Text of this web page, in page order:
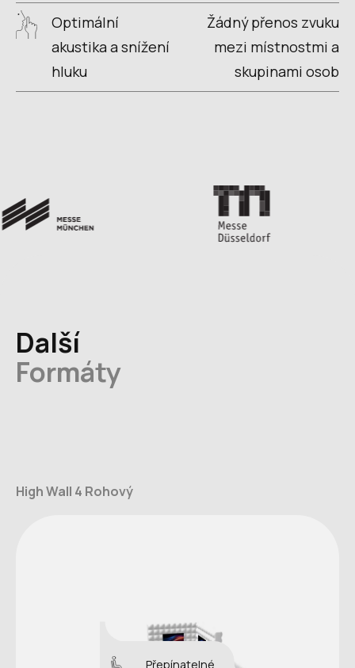
Optimální
akustika a snížení
hluku
Žádný přenos zvuku
mezi místnostmi a
skupinami osob
Další
Formáty
High Wall 4 Rohový
Přepínatelné